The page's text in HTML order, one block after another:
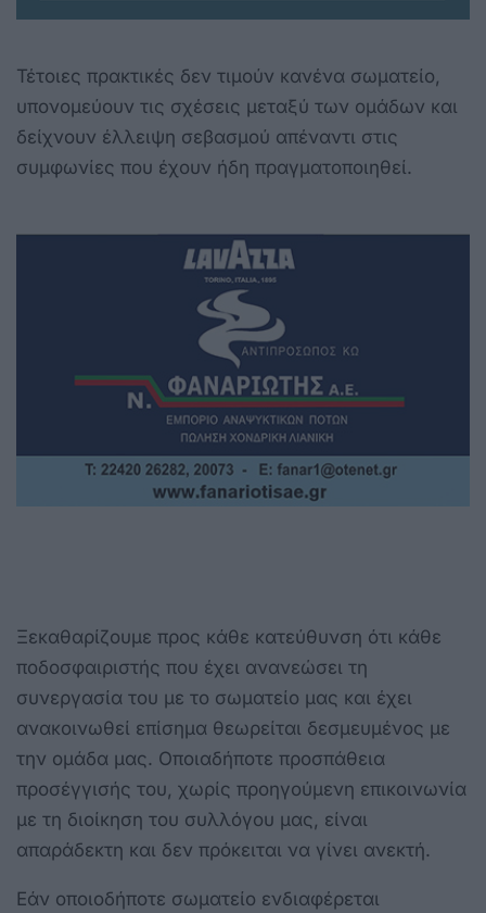
Τέτοιες πρακτικές δεν τιμούν κανένα σωματείο,
υπονομεύουν τις σχέσεις μεταξύ των ομάδων και
δείχνουν έλλειψη σεβασμού απέναντι στις
συμφωνίες που έχουν ήδη πραγματοποιηθεί.
Ξεκαθαρίζουμε προς κάθε κατεύθυνση ότι κάθε
ποδοσφαιριστής που έχει ανανεώσει τη
συνεργασία του με το σωματείο μας και έχει
ανακοινωθεί επίσημα θεωρείται δεσμευμένος με
την ομάδα μας. Οποιαδήποτε προσπάθεια
προσέγγισής του, χωρίς προηγούμενη επικοινωνία
με τη διοίκηση του συλλόγου μας, είναι
απαράδεκτη και δεν πρόκειται να γίνει ανεκτή.
Εάν οποιοδήποτε σωματείο ενδιαφέρεται